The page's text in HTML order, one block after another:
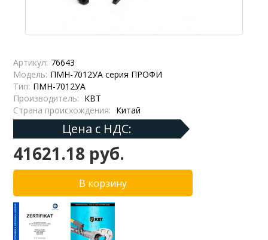
Артикул: 76643
Модель: ПМН-7012УА серия ПРОФИ
Тип: ПМН-7012УА
Производитель: КВТ
Страна происхождения: Китай
Цена с НДС:
41621.18 руб.